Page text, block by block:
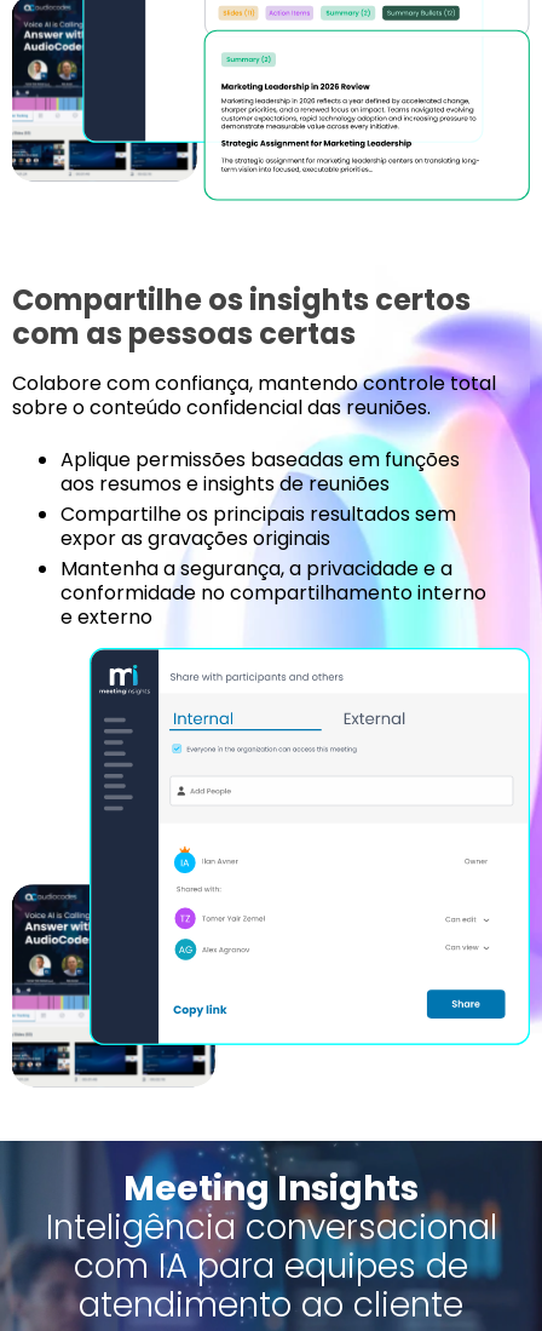
Compartilhe os insights certos
com as pessoas certas
Colabore com confiança, mantendo controle total
sobre o conteúdo confidencial das reuniões.
Aplique permissões baseadas em funções
aos resumos e insights de reuniões
Compartilhe os principais resultados sem
expor as gravações originais
Mantenha a segurança, a privacidade e a
conformidade no compartilhamento interno
e externo
Meeting Insights
Inteligência conversacional
com IA para equipes de
atendimento ao cliente